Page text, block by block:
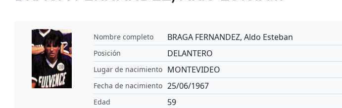
Nombre completo BRAGA FERNANDEZ, Aldo Esteban
Posición DELANTERO
Lugar de nacimiento MONTEVIDEO
Fecha de nacimiento 25/06/1967
Edad 59